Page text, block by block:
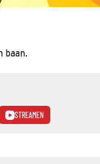
baan.
STREAMEN